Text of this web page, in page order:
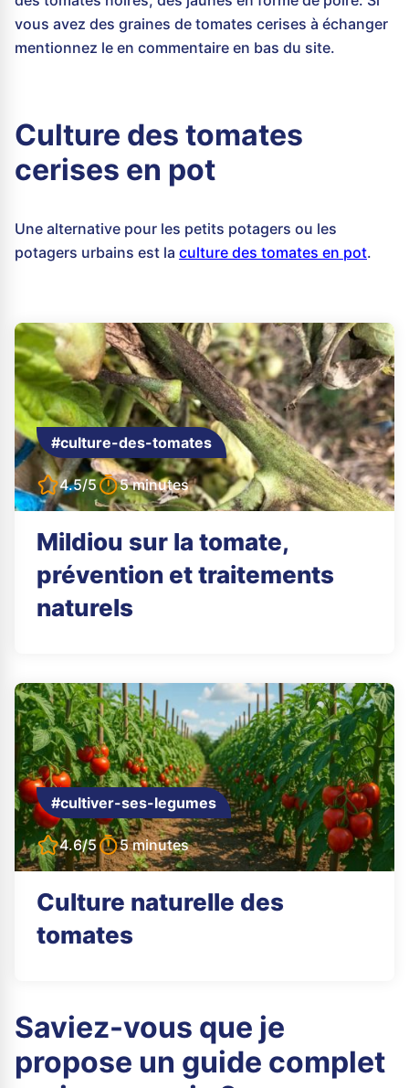
vous avez des graines de tomates cerises à échanger
mentionnez le en commentaire en bas du site.
Culture des tomates
cerises en pot
Une alternative pour les petits potagers ou les
potagers urbains est la culture des tomates en pot.
#culture-des-tomates
4.5/5 5 minutes
Mildiou sur la tomate,
prévention et traitements
naturels
#cultiver-ses-legumes
4.6/5 5 minutes
Culture naturelle des
tomates
Saviez-vous que je
propose un guide complet